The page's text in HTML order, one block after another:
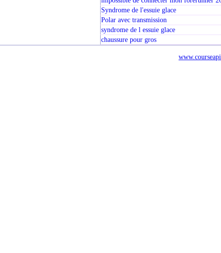
Syndrome de l'essuie glace
Polar avec transmission
syndrome de l essuie glace
chaussure pour gros